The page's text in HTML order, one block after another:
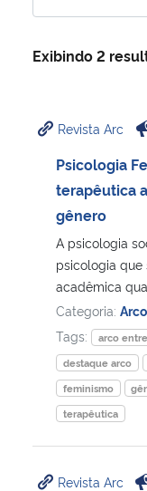
Ministério da Cidadania
Ministério de Minas e Energia
Ministério da Ciência,
Ministério do Meio Ambiente
Ministério do Turismo
Ministério do
Exibindo 2
Revista Arc
Psicologia
terapêutica
gênero
A psicologia
psicologia que
acadêmica
Categoria:
Tags:
arco
destaque arco
feminismo
terapêutica
Revista Arc